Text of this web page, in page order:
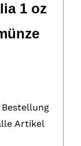
1 oz
Artikel